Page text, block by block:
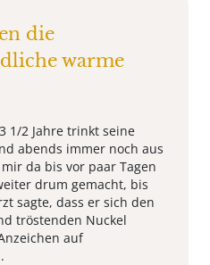
die
warme
1/2 Jahre trinkt seine
abends immer noch aus
da bis vor paar Tagen
drum gemacht, bis
sagte, dass er sich den
tröstenden Nuckel
auf